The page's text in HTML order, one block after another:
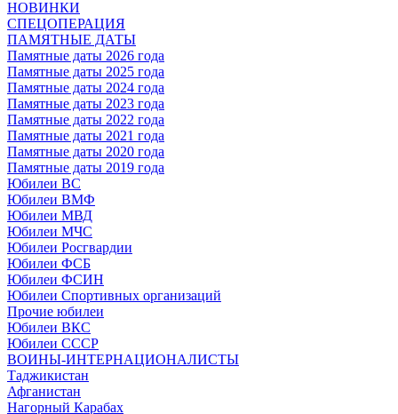
НОВИНКИ
СПЕЦОПЕРАЦИЯ
ПАМЯТНЫЕ ДАТЫ
Памятные даты 2026 года
Памятные даты 2025 года
Памятные даты 2024 года
Памятные даты 2023 года
Памятные даты 2022 года
Памятные даты 2021 года
Памятные даты 2020 года
Памятные даты 2019 года
Юбилеи ВС
Юбилеи ВМФ
Юбилеи МВД
Юбилеи МЧС
Юбилеи Росгвардии
Юбилеи ФСБ
Юбилеи ФСИН
Юбилеи Спортивных организаций
Прочие юбилеи
Юбилеи ВКС
Юбилеи СССР
ВОИНЫ-ИНТЕРНАЦИОНАЛИСТЫ
Таджикистан
Афганистан
Нагорный Карабах